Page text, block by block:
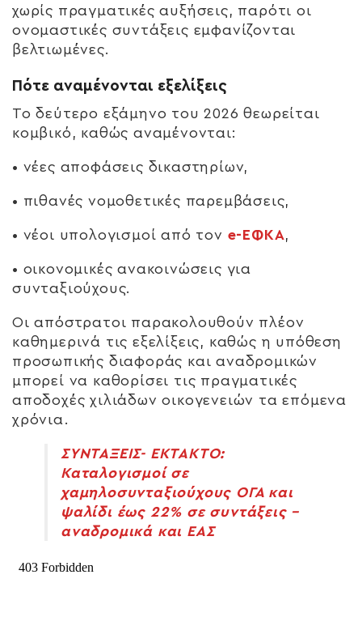
χωρίς πραγματικές αυξήσεις, παρότι οι
ονομαστικές συντάξεις εμφανίζονται
βελτιωμένες.
Πότε αναμένονται εξελίξεις
Το δεύτερο εξάμηνο του 2026 θεωρείται
κομβικό, καθώς αναμένονται:
• νέες αποφάσεις δικαστηρίων,
• πιθανές νομοθετικές παρεμβάσεις,
• νέοι υπολογισμοί από τον e-ΕΦΚΑ,
• οικονομικές ανακοινώσεις για
συνταξιούχους.
Οι απόστρατοι παρακολουθούν πλέον
καθημερινά τις εξελίξεις, καθώς η υπόθεση
προσωπικής διαφοράς και αναδρομικών
μπορεί να καθορίσει τις πραγματικές
αποδοχές χιλιάδων οικογενειών τα επόμενα
χρόνια.
ΣΥΝΤΑΞΕΙΣ- ΕΚΤΑΚΤΟ:
Καταλογισμοί σε
χαμηλοσυνταξιούχους ΟΓΑ και
ψαλίδι έως 22% σε συντάξεις –
αναδρομικά και ΕΑΣ